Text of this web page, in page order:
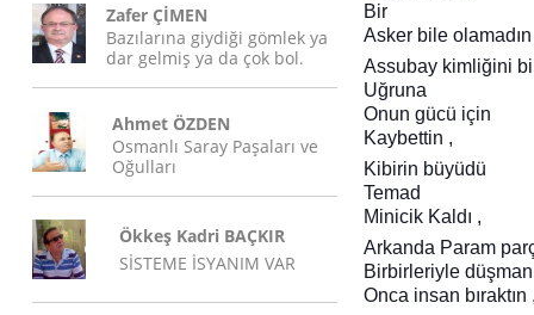
Zafer ÇİMEN
Bazılarına giydiği gömlek ya
dar gelmiş ya da çok bol.
Ahmet ÖZDEN
Osmanlı Saray Paşaları ve
Oğulları
Ökkeş Kadri BAÇKIR
SİSTEME İSYANIM VAR
Bir
Asker bile olamadın
Assubay kimliğini
Uğruna
Onun gücü için
Kaybettin ,
Kibirin büyüdü
Temad
Minicik Kaldı ,
Arkanda Param
Birbirleriyle
Onca insan bıraktın